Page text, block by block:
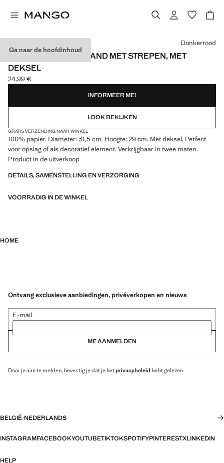
Ga naar de hoofdinhoud
KLEINE PAPIEREN MAND MET STREPEN, MET
DEKSEL
Huidige prijs [24,99 € ]
24,99 €
Kies een kleur
Donkerrood
INFORMEER ME!
LOOK BEKIJKEN
GRATIS VERZENDING NAAR WINKEL
100% papier. Diameter: 31,5 cm. Hoogte: 29 cm. Met deksel. Perfect
voor opslag of als decoratief element. Verkrijgbaar in twee maten.
Product in de uitverkoop
DETAILS, SAMENSTELLING EN VERZORGING
VOORRADIG IN DE WINKEL
HOME
Ontvang exclusieve aanbiedingen, privéverkopen en nieuws
E-mail
ME AANMELDEN
Door je aan te melden, bevestig je dat je hetprivacybeleid hebt gelezen.
BELGIË·NEDERLANDS
INSTAGRAMFACEBOOKYOUTUBETIKTOKSPOTIFYPINTERESTXLINKEDIN
HELP